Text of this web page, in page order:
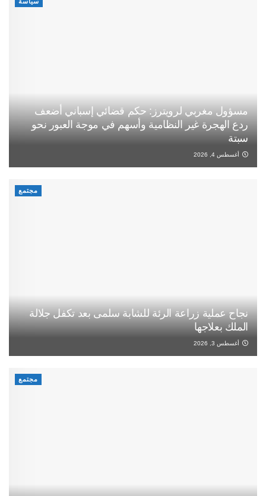
مسؤول مغربي لرويترز: حكم قضائي إسباني أضعف
ردع الهجرة غير النظامية وأسهم في موجة العبور نحو
سبتة
أغسطس 4, 2026
مجتمع
نجاح عملية زراعة الرئة للشابة سلمى بعد تكفل جلالة
الملك بعلاجها
أغسطس 3, 2026
مجتمع